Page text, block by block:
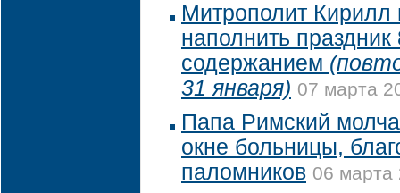
Митрополит Кирилл
наполнить
содержанием
31 января) 07 марта
Папа Римский
окне больницы,
паломников 06 марта